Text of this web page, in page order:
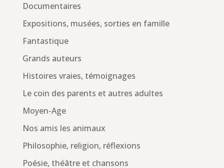
Documentaires
Expositions, musées, sorties en famille
Fantastique
Grands auteurs
Histoires vraies, témoignages
Le coin des parents et autres adultes
Moyen-Age
Nos amis les animaux
Philosophie, religion, réflexions
Poésie, théâtre et chansons